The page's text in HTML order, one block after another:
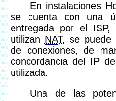
En instalaciones
se cuenta con una
entregada por el ISP,
utilizan NAT, se puede
de conexiones, de
concordancia del IP
utilizada.
Una de las potencialidades con que